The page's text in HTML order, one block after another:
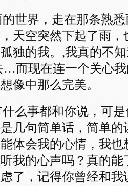
界，走在那条熟悉
天空突然下起了雨
独的我。,我真的不
…而现在连一个关心
中那么完美。
事都和你说，可是
几句简单话，简单
体会我的心情，我
我的心声吗？真的
了，记得你曾经和